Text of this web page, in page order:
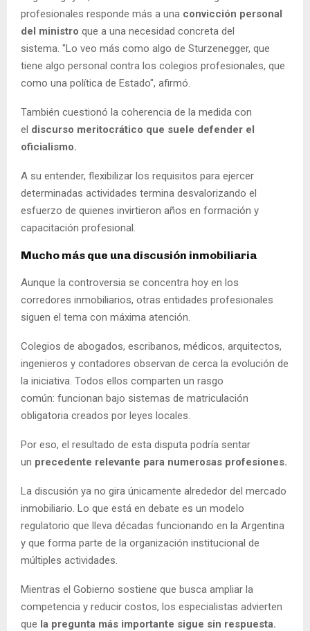
profesionales responde más a una convicción personal
del ministro que a una necesidad concreta del
sistema. "Lo veo más como algo de Sturzenegger, que
tiene algo personal contra los colegios profesionales, que
como una política de Estado", afirmó.
También cuestionó la coherencia de la medida con
el discurso meritocrático que suele defender el
oficialismo.
A su entender, flexibilizar los requisitos para ejercer
determinadas actividades termina desvalorizando el
esfuerzo de quienes invirtieron años en formación y
capacitación profesional.
Mucho más que una discusión inmobiliaria
Aunque la controversia se concentra hoy en los
corredores inmobiliarios, otras entidades profesionales
siguen el tema con máxima atención.
Colegios de abogados, escribanos, médicos, arquitectos,
ingenieros y contadores observan de cerca la evolución de
la iniciativa. Todos ellos comparten un rasgo
común: funcionan bajo sistemas de matriculación
obligatoria creados por leyes locales.
Por eso, el resultado de esta disputa podría sentar
un precedente relevante para numerosas profesiones.
La discusión ya no gira únicamente alrededor del mercado
inmobiliario. Lo que está en debate es un modelo
regulatorio que lleva décadas funcionando en la Argentina
y que forma parte de la organización institucional de
múltiples actividades.
Mientras el Gobierno sostiene que busca ampliar la
competencia y reducir costos, los especialistas advierten
que la pregunta más importante sigue sin respuesta.